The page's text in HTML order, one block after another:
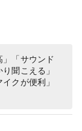
許技術採用チ
イバー 単一指
軽量262g PC
【日本…
」「サウンド
聞こえる」
クが便利」